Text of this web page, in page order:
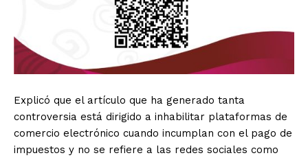
Explicó que el artículo que ha generado tanta
controversia está dirigido a inhabilitar plataformas de
comercio electrónico cuando incumplan con el pago de
impuestos y no se refiere a las redes sociales como